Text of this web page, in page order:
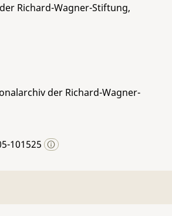
Richard-Wagner-Stiftung,
der Richard-Wagner-
101525